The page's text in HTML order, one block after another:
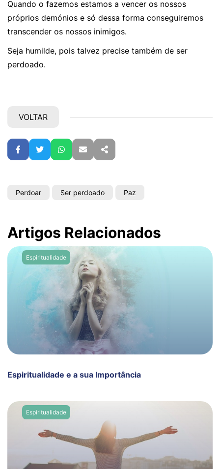
Quando o fazemos estamos a vencer os nossos
próprios demónios e só dessa forma conseguiremos
transcender os nossos inimigos.
Seja humilde, pois talvez precise também de ser
perdoado.
VOLTAR
FacebookTwitterWhatsApp
E-mailPartilhar
Perdoar Ser perdoado Paz
Artigos Relacionados
Espiritualidade
Espiritualidade e a sua Importância
Espiritualidade